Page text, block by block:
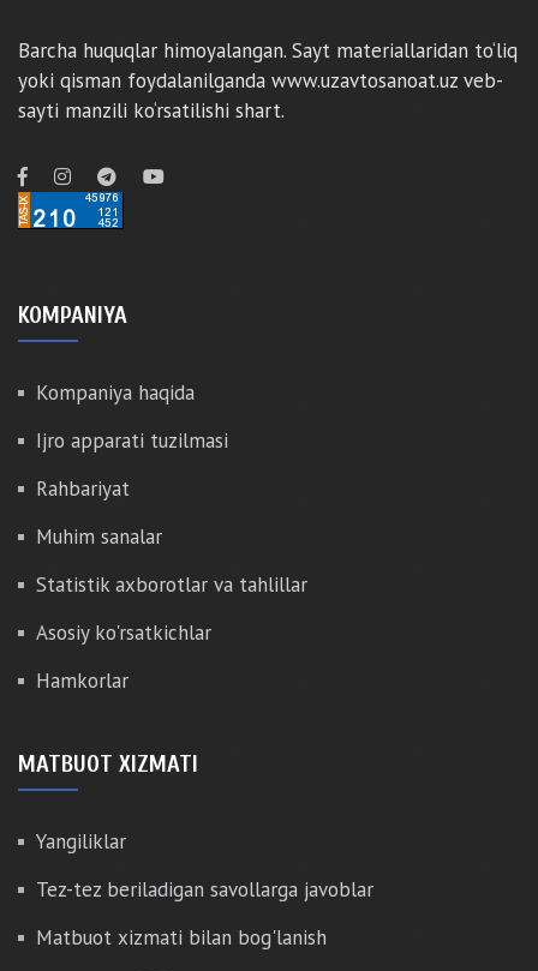
Barcha huquqlar himoyalangan. Sayt materiallaridan to‘liq
yoki qisman foydalanilganda www.uzavtosanoat.uz veb-
sayti manzili ko‘rsatilishi shart.
KOMPANIYA
Kompaniya haqida
Ijro apparati tuzilmasi
Rahbariyat
Muhim sanalar
Statistik axborotlar va tahlillar
Asosiy ko'rsatkichlar
Hamkorlar
MATBUOT XIZMATI
Yangiliklar
Tez-tez beriladigan savollarga javoblar
Matbuot xizmati bilan bog'lanish